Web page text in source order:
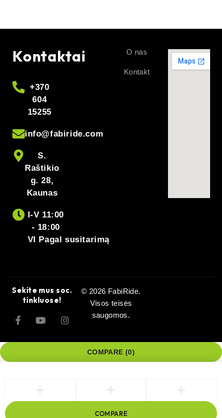
Kontaktai
+370
604
15255
info@fabiride.com
S.
Raštikio
g. 28,
Kaunas
I-V 11:00
- 18:00
VI Pagal susitarimą
O nas
Kontakt
Sekite mus soc.
tinkluose!
© 2026 FabiRide.
Visos teisės
saugomos.
COMPARE (0)
COMPARE